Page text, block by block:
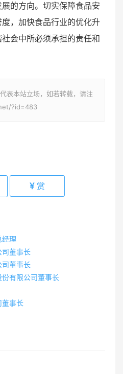
的方向。切实保障食品安
，加快食品行业的优化升
会中所必须承担的责任和
表本站立场，如若转载，请注
?id=483
赏
经理
司董事长
司董事长
有限公司董事长
董事长